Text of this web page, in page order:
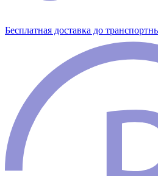
Бесплатная доставка до